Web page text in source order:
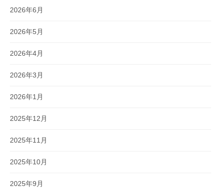
2026年6月
2026年5月
2026年4月
2026年3月
2026年1月
2025年12月
2025年11月
2025年10月
2025年9月